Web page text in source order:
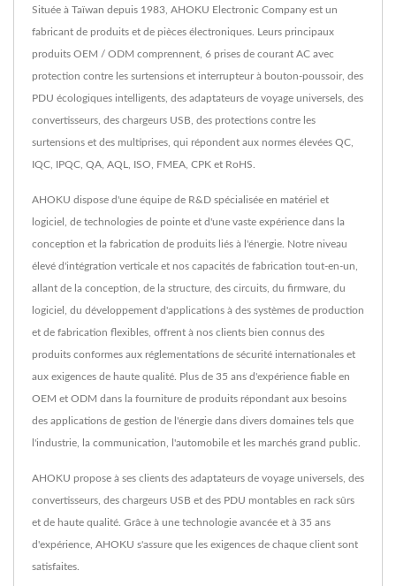
Située à Taïwan depuis 1983, AHOKU Electronic Company est un
fabricant de produits et de pièces électroniques. Leurs principaux
produits OEM / ODM comprennent, 6 prises de courant AC avec
protection contre les surtensions et interrupteur à bouton-poussoir, des
PDU écologiques intelligents, des adaptateurs de voyage universels, des
convertisseurs, des chargeurs USB, des protections contre les
surtensions et des multiprises, qui répondent aux normes élevées QC,
IQC, IPQC, QA, AQL, ISO, FMEA, CPK et RoHS.
AHOKU dispose d'une équipe de R&D spécialisée en matériel et
logiciel, de technologies de pointe et d'une vaste expérience dans la
conception et la fabrication de produits liés à l'énergie. Notre niveau
élevé d'intégration verticale et nos capacités de fabrication tout-en-un,
allant de la conception, de la structure, des circuits, du firmware, du
logiciel, du développement d'applications à des systèmes de production
et de fabrication flexibles, offrent à nos clients bien connus des
produits conformes aux réglementations de sécurité internationales et
aux exigences de haute qualité. Plus de 35 ans d'expérience fiable en
OEM et ODM dans la fourniture de produits répondant aux besoins
des applications de gestion de l'énergie dans divers domaines tels que
l'industrie, la communication, l'automobile et les marchés grand public.
AHOKU propose à ses clients des adaptateurs de voyage universels, des
convertisseurs, des chargeurs USB et des PDU montables en rack sûrs
et de haute qualité. Grâce à une technologie avancée et à 35 ans
d'expérience, AHOKU s'assure que les exigences de chaque client sont
satisfaites.